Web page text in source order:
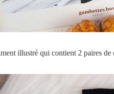
illustré qui contient 2 paires de